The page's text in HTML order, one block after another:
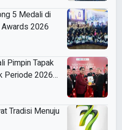
5 Medali di
2026
Pimpin Tapak
Periode 2026–
Tradisi Menuju